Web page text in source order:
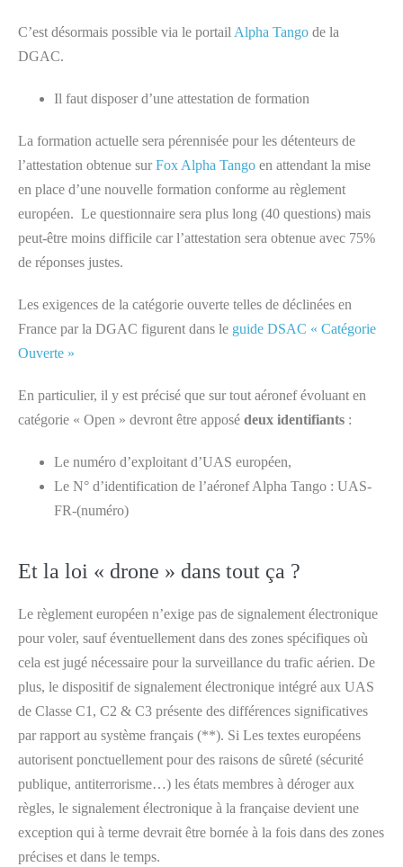
C’est désormais possible via le portail Alpha Tango de la
DGAC.
Il faut disposer d’une attestation de formation
La formation actuelle sera pérennisée pour les détenteurs de
l’attestation obtenue surFox Alpha Tango en attendant la mise
en place d’une nouvelle formation conforme au règlement
européen. Le questionnaire sera plus long (40 questions) mais
peut-être moins difficile car l’attestation sera obtenue avec 75%
de réponses justes.
Les exigences de la catégorie ouverte telles de déclinées en
France par la DGAC figurent dans le guide DSAC « Catégorie
Ouverte »
En particulier, il y est précisé que sur tout aéronef évoluant en
catégorie « Open » devront être apposé deux identifiants :
Le numéro d’exploitant d’UAS européen,
Le N° d’identification de l’aéronef Alpha Tango : UAS-
FR-(numéro)
Et la loi « drone » dans tout ça ?
Le règlement européen n’exige pas de signalement électronique
pour voler, sauf éventuellement dans des zones spécifiques où
cela est jugé nécessaire pour la surveillance du trafic aérien. De
plus, le dispositif de signalement électronique intégré aux UAS
de Classe C1, C2 & C3 présente des différences significatives
par rapport au système français (**). Si Les textes européens
autorisent ponctuellement pour des raisons de sûreté (sécurité
publique, antiterrorisme…) les états membres à déroger aux
règles, le signalement électronique à la française devient une
exception qui à terme devrait être bornée à la fois dans des zones
précises et dans le temps.